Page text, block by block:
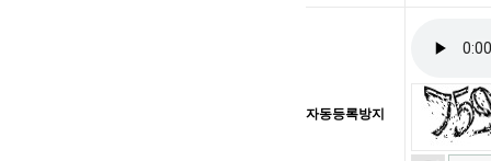
자동등록방지